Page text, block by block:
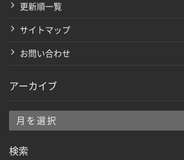
更新順一覧
サイトマップ
お問い合わせ
アーカイブ
ア
カ
検索